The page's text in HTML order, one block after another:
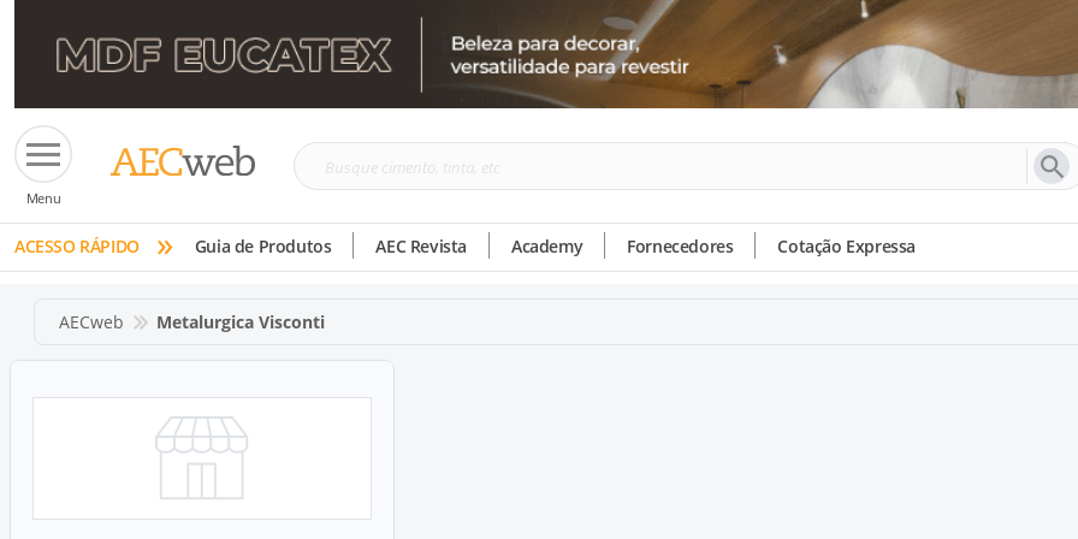
Menu
Busque
tinta,
etc
ACESSO RÁPIDO » Guia de Produtos AEC Revista Academy Fornecedores Cotação Expressa
AECweb Metalurgica Visconti